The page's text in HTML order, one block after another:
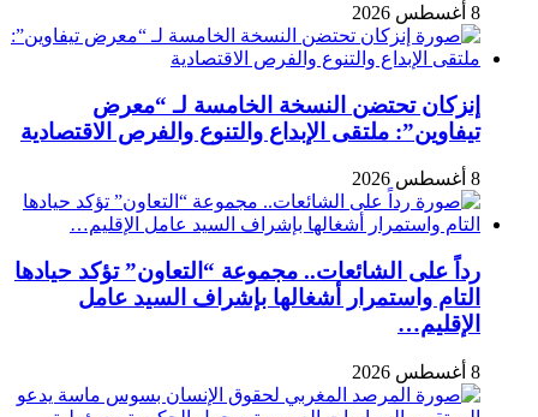
8 أغسطس 2026
إنزكان تحتضن النسخة الخامسة لـ “معرض
تيفاوين”: ملتقى الإبداع والتنوع والفرص الاقتصادية
8 أغسطس 2026
رداً على الشائعات.. مجموعة “التعاون” تؤكد حيادها
التام واستمرار أشغالها بإشراف السيد عامل
الإقليم…
8 أغسطس 2026